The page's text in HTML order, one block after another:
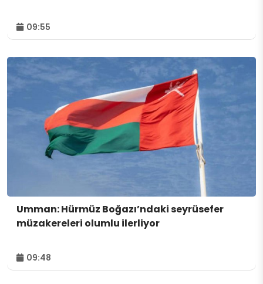
09:55
Umman: Hürmüz Boğazı’ndaki seyrüsefer
müzakereleri olumlu ilerliyor
09:48